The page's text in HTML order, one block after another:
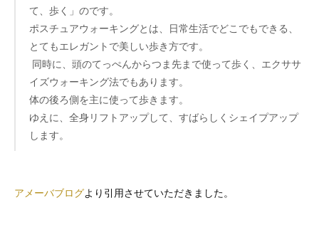
て、歩く」のです。
ポスチュアウォーキングとは、日常生活でどこでもできる、
とてもエレガントで美しい歩き方です。
同時に、頭のてっぺんからつま先まで使って歩く、エクササ
イズウォーキング法でもあります。
体の後ろ側を主に使って歩きます。
ゆえに、全身リフトアップして、すばらしくシェイプアップ
します。
アメーバブログより引用させていただきました。